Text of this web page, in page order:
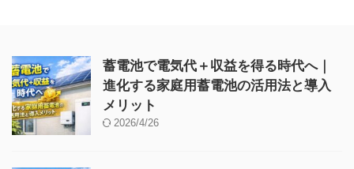
蓄電池で電気代＋収益を得る時代へ｜
進化する家庭用蓄電池の活用法と導入
メリット
2026/4/26